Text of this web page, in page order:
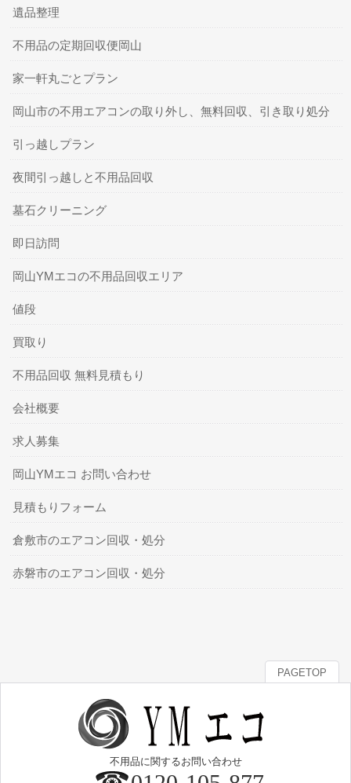
遺品整理
不用品の定期回収便岡山
家一軒丸ごとプラン
岡山市の不用エアコンの取り外し、無料回収、引き取り処分
引っ越しプラン
夜間引っ越しと不用品回収
墓石クリーニング
即日訪問
岡山YMエコの不用品回収エリア
値段
買取り
不用品回収 無料見積もり
会社概要
求人募集
岡山YMエコ お問い合わせ
見積もりフォーム
倉敷市のエアコン回収・処分
赤磐市のエアコン回収・処分
PAGETOP
不用品に関するお問い合わせ